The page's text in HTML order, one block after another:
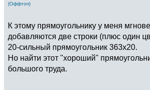
(Оффтоп)
К этому прямоугольнику у меня
добавляются две строки (плюс один
20-сильный прямоугольник 363х20.
Но найти этот "хороший"
большого труда.